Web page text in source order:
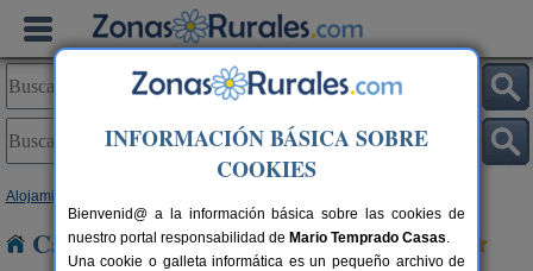
Alojamientos
Casas Rurales cerca de Capres
INFORMACIÓN BÁSICA SOBRE
COOKIES
Bienvenid@ a la información básica sobre las cookies de
nuestro portal responsabilidad de Mario Temprado Casas.
Una cookie o galleta informática es un pequeño archivo de